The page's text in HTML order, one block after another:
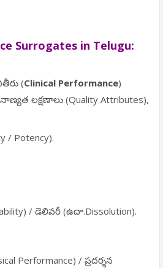
Surrogates in Telugu:
(Clinical Performance)
లక్షణాలు (Quality Attributes),
/ Potency).
/ డెలివరీ (ఉదా.Dissolution).
Performance) / ప్రదర్శన